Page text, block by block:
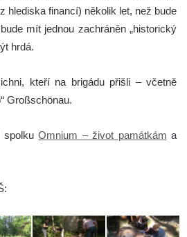
hlediska financí) několik let, než bude
mít jednou zachráněn „historický
hrdá.
kteří na brigádu přišli – včetně
Großschönau.
spolkuOmnium – život památkám a